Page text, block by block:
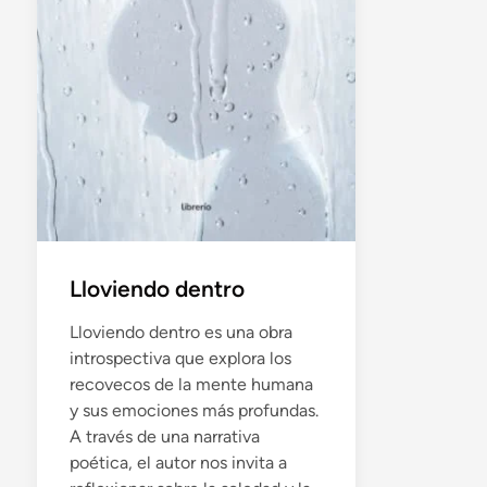
Lloviendo dentro
Lloviendo dentro es una obra
introspectiva que explora los
recovecos de la mente humana
y sus emociones más profundas.
A través de una narrativa
poética, el autor nos invita a